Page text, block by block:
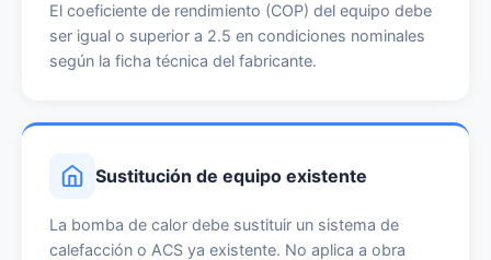
El coeficiente de rendimiento (COP) del equipo debe
ser igual o superior a 2.5 en condiciones nominales
según la ficha técnica del fabricante.
Sustitución de equipo existente
La bomba de calor debe sustituir un sistema de
calefacción o ACS ya existente. No aplica a obra